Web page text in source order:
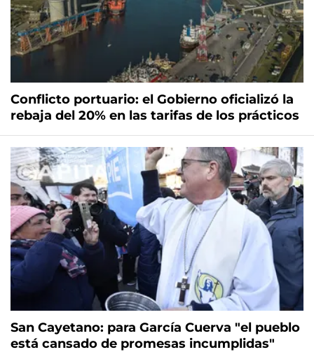
Conflicto portuario: el Gobierno oficializó la
rebaja del 20% en las tarifas de los prácticos
San Cayetano: para García Cuerva "el pueblo
está cansado de promesas incumplidas"